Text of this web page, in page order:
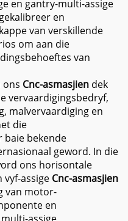
en gantry-multi-assige
en
van verskillende
om aan die
van
ons Cnc-asmasjien dek
vervaardigingsbedryf,
malvervaardiging en
die
bekende
geword. In die
ons horisontale
vyf-assige Cnc-asmasjien
van motor-
en